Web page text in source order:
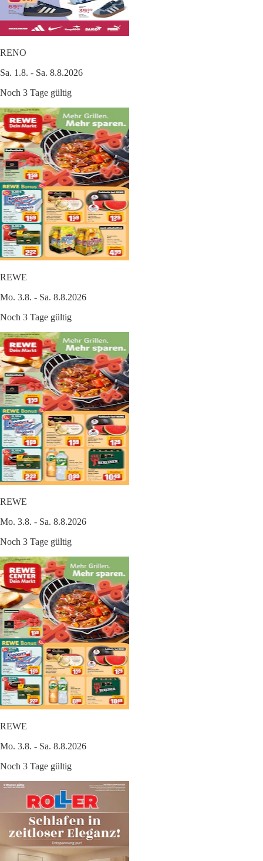
RENO
Sa. 1.8. - Sa. 8.8.2026
Noch 3 Tage gültig
REWE
Mo. 3.8. - Sa. 8.8.2026
Noch 3 Tage gültig
REWE
Mo. 3.8. - Sa. 8.8.2026
Noch 3 Tage gültig
REWE
Mo. 3.8. - Sa. 8.8.2026
Noch 3 Tage gültig